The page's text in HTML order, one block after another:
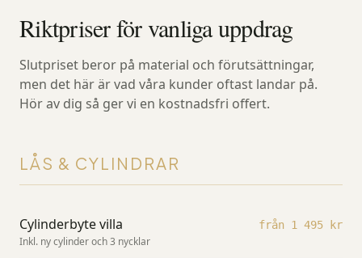
Riktpriser för vanliga uppdrag
Slutpriset beror på material och förutsättningar,
men det här är vad våra kunder oftast landar på.
Hör av dig så ger vi en kostnadsfri offert.
LÅS & CYLINDRAR
Cylinderbyte villa
Inkl. ny cylinder och 3 nycklar
från 1 495 kr